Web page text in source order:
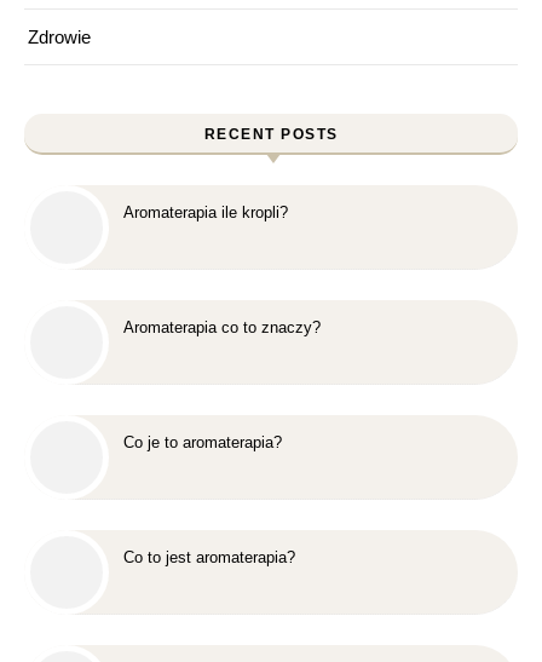
Zdrowie
RECENT POSTS
Aromaterapia ile kropli?
Aromaterapia co to znaczy?
Co je to aromaterapia?
Co to jest aromaterapia?